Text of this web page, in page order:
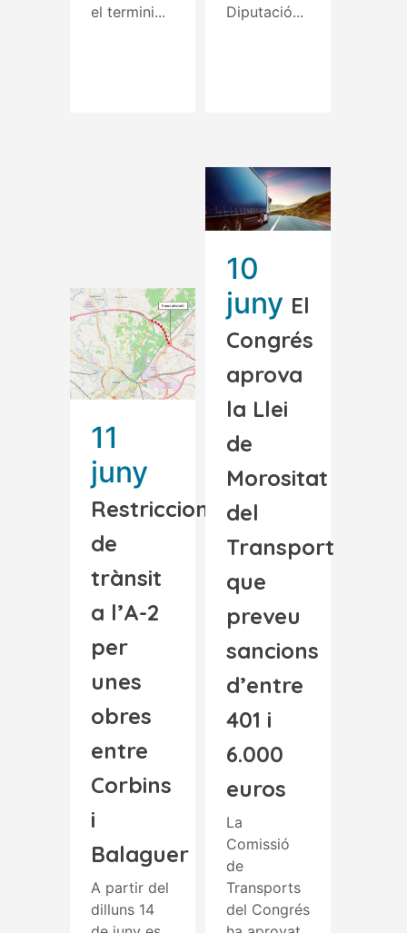
el termini...
Diputació...
11
juny
Restriccions
de
trànsit
a l’A-2
per
unes
obres
entre
Corbins
i
Balaguer
A partir del
dilluns 14
10
juny El
Congrés
aprova
la Llei
de
Morositat
del
Transport
que
preveu
sancions
d’entre
401 i
6.000
euros
La
Comissió
de
Transports
del Congrés